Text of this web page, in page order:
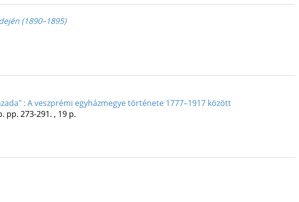
(1890–1895)
: A veszprémi egyházmegye története 1777–1917 között
pp. 273-291. , 19 p.